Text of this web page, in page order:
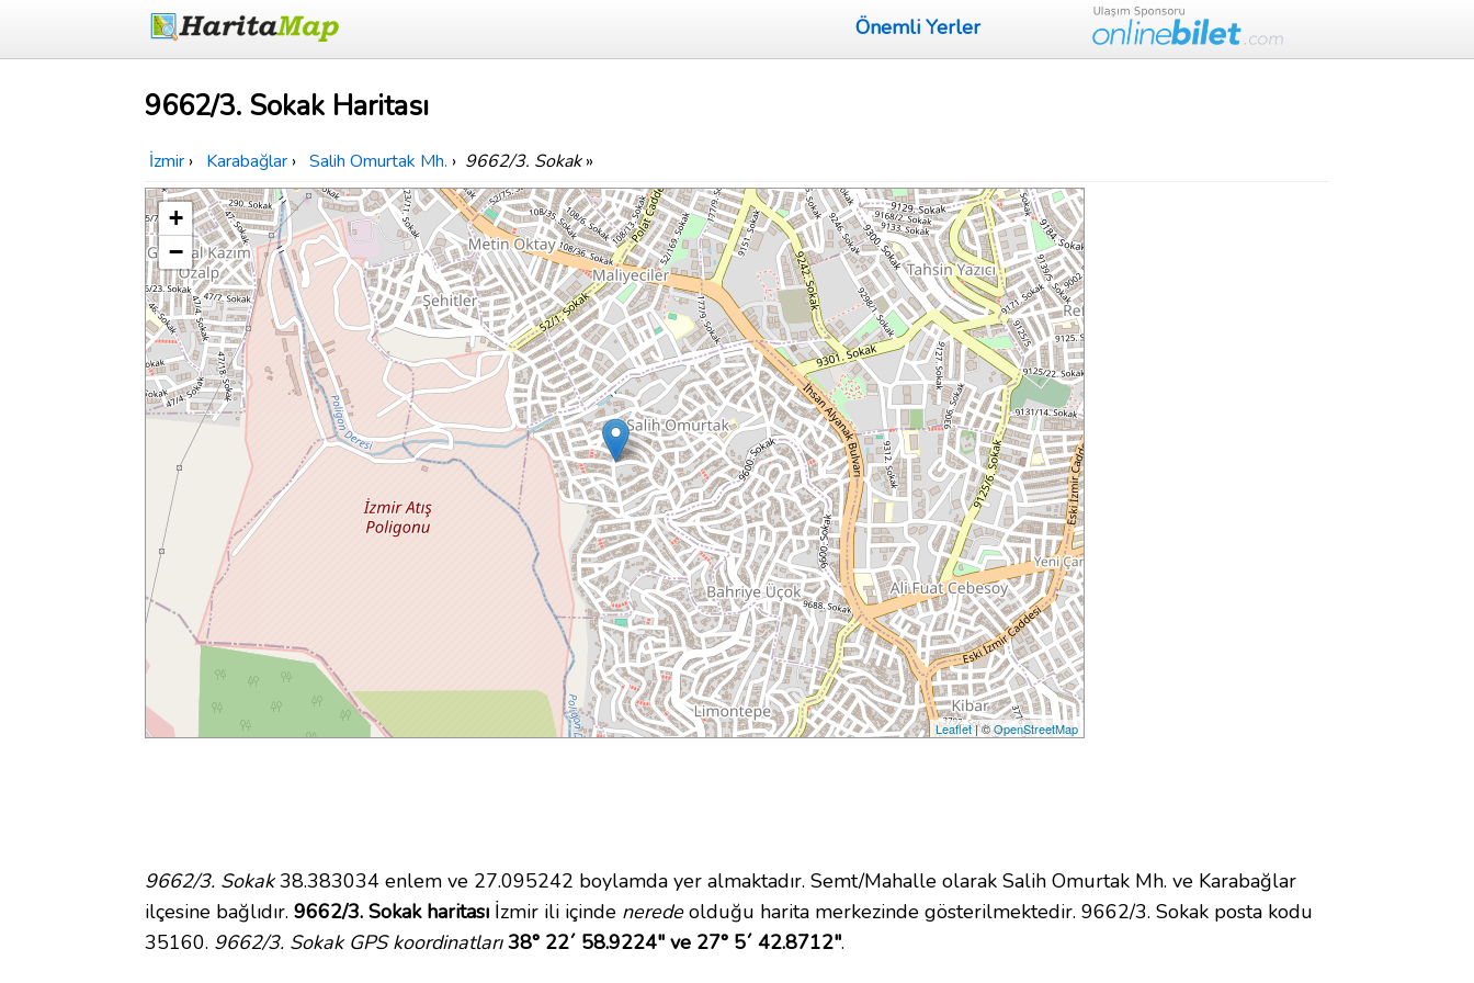
Önemli Yerler
9662/3. Sokak Haritası
İzmir › Karabağlar › Salih Omurtak Mh. › 9662/3. Sokak»
+
−
Leaflet| ©OpenStreetMap
9662/3. Sokak38.383034 enlem ve 27.095242 boylamda yer almaktadır. Semt/Mahalle olarak Salih Omurtak Mh. ve Karabağlar
ilçesine bağlıdır. 9662/3. Sokak haritası İzmir ili içinde neredeolduğu harita merkezinde gösterilmektedir. 9662/3. Sokak posta kodu
35160. 9662/3. Sokak GPS koordinatları 38° 22´ 58.9224" ve 27° 5´ 42.8712".